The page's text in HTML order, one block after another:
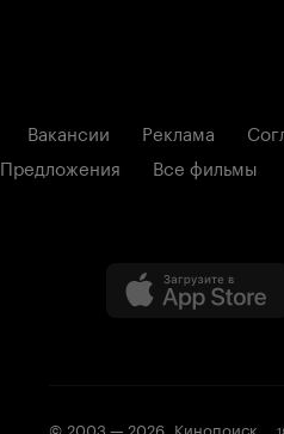
Вакансии Реклама
Предложения
Все фильмы
© 2003 — 2026, Кинопоиск